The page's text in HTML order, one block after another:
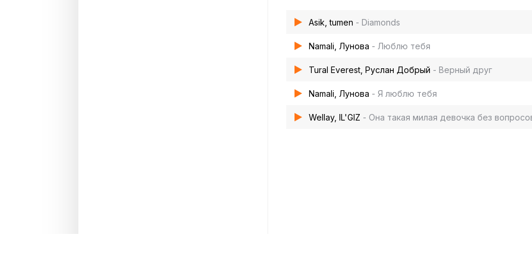
Asik, tumen - Diamonds
Namali, Лунова - Люблю тебя
Tural Everest, Руслан Добрый - Верный друг
Namali, Лунова - Я люблю тебя
Wellay, IL'GIZ - Она такая милая девочка без